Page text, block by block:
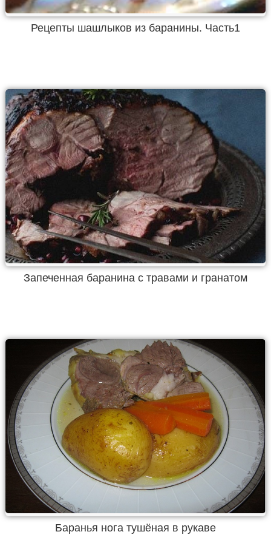
Рецепты шашлыков из баранины. Часть1
Запеченная баранина с травами и гранатом
Баранья нога тушёная в рукаве